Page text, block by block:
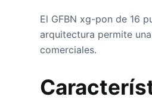
El GFBN xg-pon de 16
arquitectura permite
comerciales.